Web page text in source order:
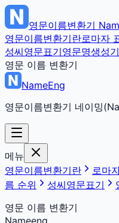
영문이름변환기
영문이름변환기란로마자
성씨영문표기영문명생성기
영문 이름 변환기
NameEng
영문이름변환기 네이밍
메뉴
영문이름변환기란
로마
름 순위
성씨영문표기
영문 이름 변환기
Nameeng